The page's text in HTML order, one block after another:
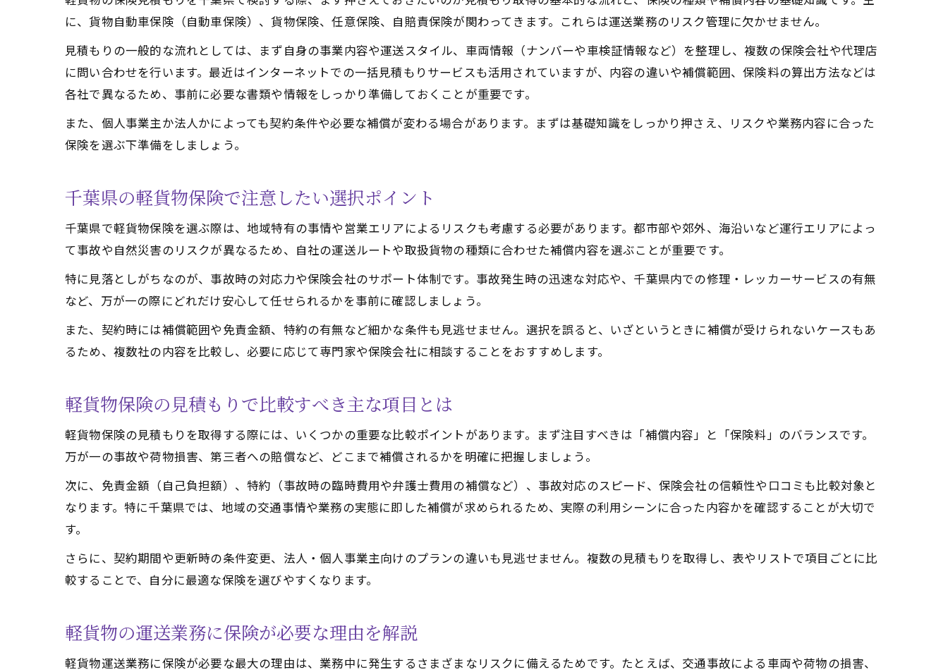
失敗しない軽貨物保険の補償内容チェック術
軽貨物運送業のリスク管理と保険見積もり活用法
軽貨物ドライバーが直面しやすい業務リスクとは
軽貨物保険で守るべき業務リスクの種類を解説
軽貨物保険料を抑えるための比較ポイント
千葉県で手頃な軽貨物保険を選ぶコツ
軽貨物の保険料と補償内容のバランスを考える
見積もり比較で分かる軽貨物保険の選択基準
軽貨物保険で無理なくコストダウンを実現
任意保険と貨物保険を最適化する方法
軽貨物の任意保険と貨物保険の違いを解説
任意保険と貨物保険の賢い選び方と比較方法
軽貨物保険の補償範囲の重複を防ぐポイント
千葉県で実践する軽貨物保険の最適化ステップ
見積もり取得で賢く保険選びを進める理由
軽貨物保険見積もりの取得が重要な理由
軽貨物保険選びで見積もり比較が役立つ場面
千葉県で効率的に保険見積もりを集める方法
に、貨物自動車保険（自動車保険）、貨物保険、任意保険、自賠責保険が関わってきます。これらは運送業務のリスク管理に欠かせません。
見積もりの一般的な流れとしては、まず自身の事業内容や運送スタイル、車両情報（ナンバーや車検証情報など）を整理し、複数の保険会社や代理店
に問い合わせを行います。最近はインターネットでの一括見積もりサービスも活用されていますが、内容の違いや補償範囲、保険料の算出方法などは
各社で異なるため、事前に必要な書類や情報をしっかり準備しておくことが重要です。
また、個人事業主か法人かによっても契約条件や必要な補償が変わる場合があります。まずは基礎知識をしっかり押さえ、リスクや業務内容に合った
保険を選ぶ下準備をしましょう。
千葉県の軽貨物保険で注意したい選択ポイント
千葉県で軽貨物保険を選ぶ際は、地域特有の事情や営業エリアによるリスクも考慮する必要があります。都市部や郊外、海沿いなど運行エリアによっ
て事故や自然災害のリスクが異なるため、自社の運送ルートや取扱貨物の種類に合わせた補償内容を選ぶことが重要です。
特に見落としがちなのが、事故時の対応力や保険会社のサポート体制です。事故発生時の迅速な対応や、千葉県内での修理・レッカーサービスの有無
など、万が一の際にどれだけ安心して任せられるかを事前に確認しましょう。
また、契約時には補償範囲や免責金額、特約の有無など細かな条件も見逃せません。選択を誤ると、いざというときに補償が受けられないケースもあ
るため、複数社の内容を比較し、必要に応じて専門家や保険会社に相談することをおすすめします。
軽貨物保険の見積もりで比較すべき主な項目とは
軽貨物保険の見積もりを取得する際には、いくつかの重要な比較ポイントがあります。まず注目すべきは「補償内容」と「保険料」のバランスです。
万が一の事故や荷物損害、第三者への賠償など、どこまで補償されるかを明確に把握しましょう。
次に、免責金額（自己負担額）、特約（事故時の臨時費用や弁護士費用の補償など）、事故対応のスピード、保険会社の信頼性や口コミも比較対象と
なります。特に千葉県では、地域の交通事情や業務の実態に即した補償が求められるため、実際の利用シーンに合った内容かを確認することが大切で
す。
さらに、契約期間や更新時の条件変更、法人・個人事業主向けのプランの違いも見逃せません。複数の見積もりを取得し、表やリストで項目ごとに比
較することで、自分に最適な保険を選びやすくなります。
軽貨物の運送業務に保険が必要な理由を解説
軽貨物運送業務に保険が必要な最大の理由は、業務中に発生するさまざまなリスクに備えるためです。たとえば、交通事故による車両や荷物の損害、